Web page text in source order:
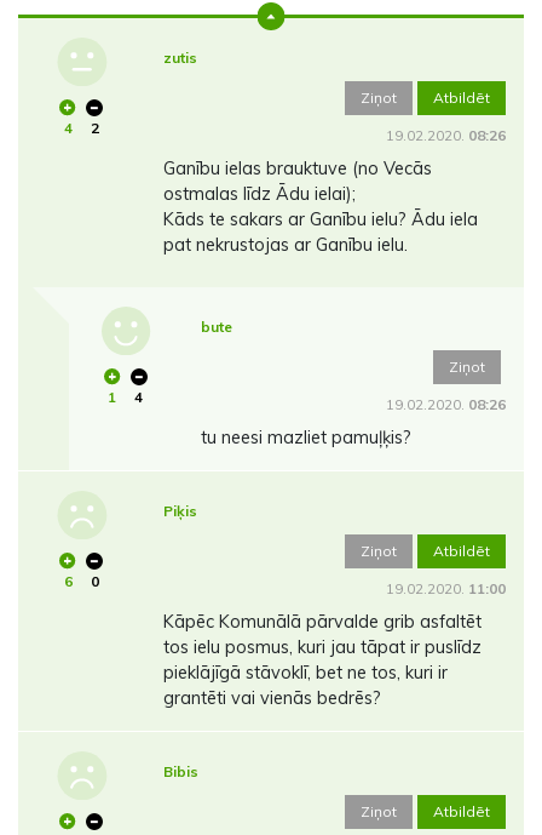
4 2
zutis
Ziņot Atbildēt
19.02.2020. 08:26
Ganību ielas brauktuve (no Vecās
ostmalas līdz Ādu ielai);
Kāds te sakars ar Ganību ielu? Ādu iela
pat nekrustojas ar Ganību ielu.
1 4
bute
Ziņot
19.02.2020. 08:26
tu neesi mazliet pamuļķis?
6 0
Piķis
Ziņot Atbildēt
19.02.2020. 11:00
Kāpēc Komunālā pārvalde grib asfaltēt
tos ielu posmus, kuri jau tāpat ir puslīdz
pieklājīgā stāvoklī, bet ne tos, kuri ir
grantēti vai vienās bedrēs?
Bibis
Ziņot Atbildēt